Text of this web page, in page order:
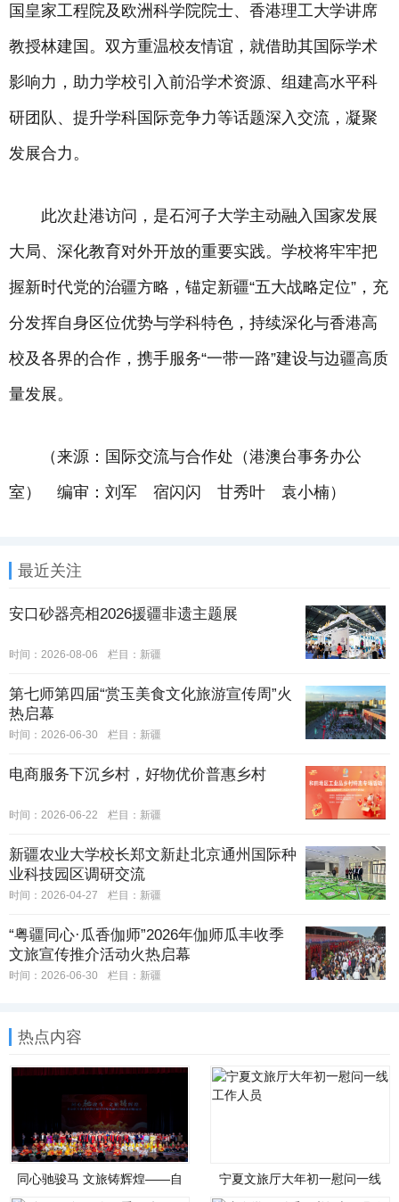
国皇家工程院及欧洲科学院院士、香港理工大学讲席
教授林建国。双方重温校友情谊，就借助其国际学术
影响力，助力学校引入前沿学术资源、组建高水平科
研团队、提升学科国际竞争力等话题深入交流，凝聚
发展合力。
此次赴港访问，是石河子大学主动融入国家发展
大局、深化教育对外开放的重要实践。学校将牢牢把
握新时代党的治疆方略，锚定新疆“五大战略定位”，充
分发挥自身区位优势与学科特色，持续深化与香港高
校及各界的合作，携手服务“一带一路”建设与边疆高质
量发展。
（来源：国际交流与合作处（港澳台事务办公
室） 编审：刘军 宿闪闪 甘秀叶 袁小楠）
最近关注
安口砂器亮相2026援疆非遗主题展
时间：2026-08-06 栏目： 新疆
第七师第四届“赏玉美食文化旅游宣传周”火
热启幕
时间：2026-06-30 栏目： 新疆
电商服务下沉乡村，好物优价普惠乡村
时间：2026-06-22 栏目： 新疆
新疆农业大学校长郑文新赴北京通州国际种
业科技园区调研交流
时间：2026-04-27 栏目： 新疆
“粤疆同心·瓜香伽师”2026年伽师瓜丰收季
文旅宣传推介活动火热启幕
时间：2026-06-30 栏目： 新疆
热点内容
同心驰骏马 文旅铸辉煌——自
宁夏文旅厅大年初一慰问一线